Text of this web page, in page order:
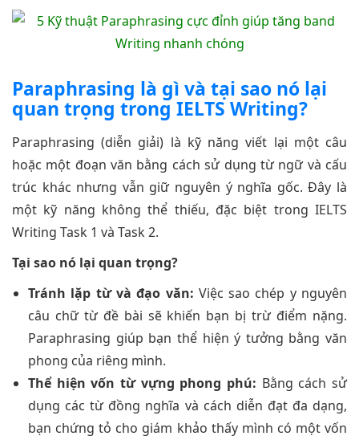
Paraphrasing là gì và tại sao nó lại
quan trọng trong IELTS Writing?
Paraphrasing (diễn giải) là kỹ năng viết lại một câu
hoặc một đoạn văn bằng cách sử dụng từ ngữ và cấu
trúc khác nhưng vẫn giữ nguyên ý nghĩa gốc. Đây là
một kỹ năng không thể thiếu, đặc biệt trong IELTS
Writing Task 1 và Task 2.
Tại sao nó lại quan trọng?
Tránh lặp từ và đạo văn: Việc sao chép y nguyên
câu chữ từ đề bài sẽ khiến bạn bị trừ điểm nặng.
Paraphrasing giúp bạn thể hiện ý tưởng bằng văn
phong của riêng mình.
Thể hiện vốn từ vựng phong phú: Bằng cách sử
dụng các từ đồng nghĩa và cách diễn đạt đa dạng,
bạn chứng tỏ cho giám khảo thấy mình có một vốn